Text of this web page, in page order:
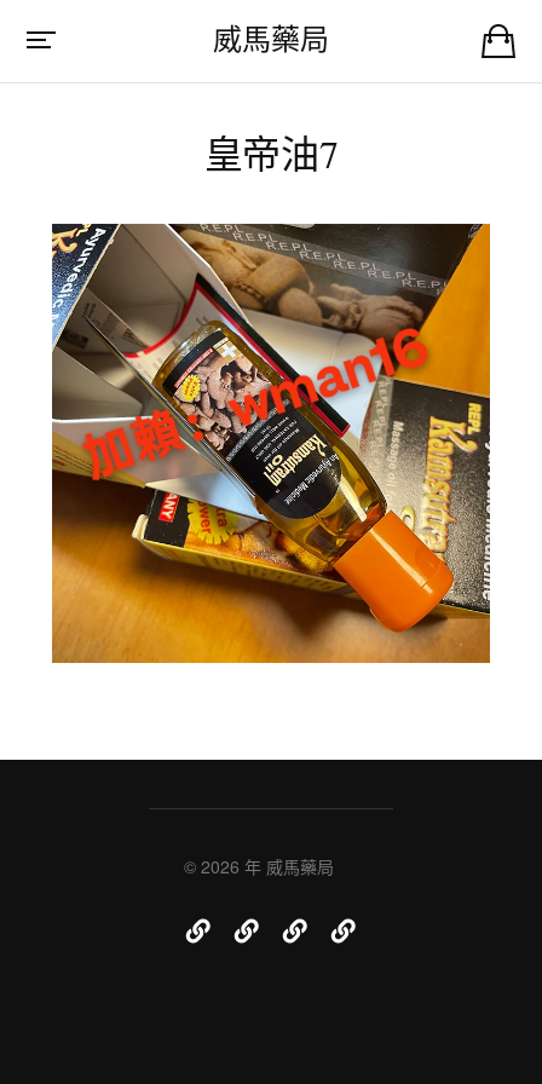
威馬藥局
皇帝油7
© 2026 年 威馬藥局